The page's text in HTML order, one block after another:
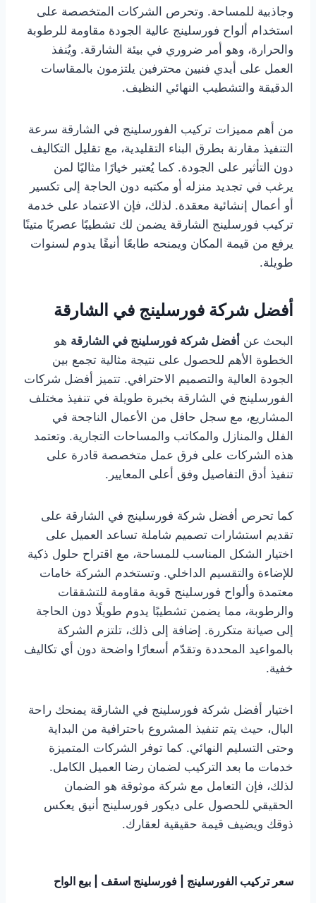
وجاذبية للمساحة. وتحرص الشركات المتخصصة على
استخدام ألواح فورسلينج عالية الجودة مقاومة للرطوبة
والحرارة، وهو أمر ضروري في بيئة الشارقة. ويُنفذ
العمل على أيدي فنيين محترفين يلتزمون بالمقاسات
الدقيقة والتشطيب النهائي النظيف.
من أهم مميزات تركيب الفورسلينج في الشارقة سرعة
التنفيذ مقارنة بطرق البناء التقليدية، مع تقليل التكاليف
دون التأثير على الجودة. كما يُعتبر خيارًا مثاليًا لمن
يرغب في تجديد منزله أو مكتبه دون الحاجة إلى تكسير
أو أعمال إنشائية معقدة. لذلك، فإن الاعتماد على خدمة
تركيب فورسلينج الشارقة يضمن لك تشطيبًا عصريًا متينًا
يرفع من قيمة المكان ويمنحه طابعًا أنيقًا يدوم لسنوات
طويلة.
أفضل شركة فورسلينج في الشارقة
البحث عن أفضل شركة فورسلينج في الشارقة هو
الخطوة الأهم للحصول على نتيجة مثالية تجمع بين
الجودة العالية والتصميم الاحترافي. تتميز أفضل شركات
الفورسلينج في الشارقة بخبرة طويلة في تنفيذ مختلف
المشاريع، مع سجل حافل من الأعمال الناجحة في
الفلل والمنازل والمكاتب والمساحات التجارية. وتعتمد
هذه الشركات على فرق عمل متخصصة قادرة على
تنفيذ أدق التفاصيل وفق أعلى المعايير.
كما تحرص أفضل شركة فورسلينج في الشارقة على
تقديم استشارات تصميم شاملة تساعد العميل على
اختيار الشكل المناسب للمساحة، مع اقتراح حلول ذكية
للإضاءة والتقسيم الداخلي. وتستخدم الشركة خامات
معتمدة وألواح فورسلينج قوية مقاومة للتشققات
والرطوبة، مما يضمن تشطيبًا يدوم طويلًا دون الحاجة
إلى صيانة متكررة. إضافة إلى ذلك، تلتزم الشركة
بالمواعيد المحددة وتقدّم أسعارًا واضحة دون أي تكاليف
خفية.
اختيار أفضل شركة فورسلينج في الشارقة يمنحك راحة
البال، حيث يتم تنفيذ المشروع باحترافية من البداية
وحتى التسليم النهائي. كما توفر الشركات المتميزة
خدمات ما بعد التركيب لضمان رضا العميل الكامل.
لذلك، فإن التعامل مع شركة موثوقة هو الضمان
الحقيقي للحصول على ديكور فورسلينج أنيق يعكس
ذوقك ويضيف قيمة حقيقية لعقارك.
سعر تركيب الفورسلينج | فورسلينج اسقف | بيع الواح